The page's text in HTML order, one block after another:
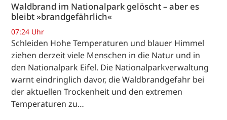
Waldbrand im Nationalpark gelöscht – aber es
bleibt »brandgefährlich«
07:24 Uhr
Schleiden Hohe Temperaturen und blauer Himmel
ziehen derzeit viele Menschen in die Natur und in
den Nationalpark Eifel. Die Nationalparkverwaltung
warnt eindringlich davor, die Waldbrandgefahr bei
der aktuellen Trockenheit und den extremen
Temperaturen zu…